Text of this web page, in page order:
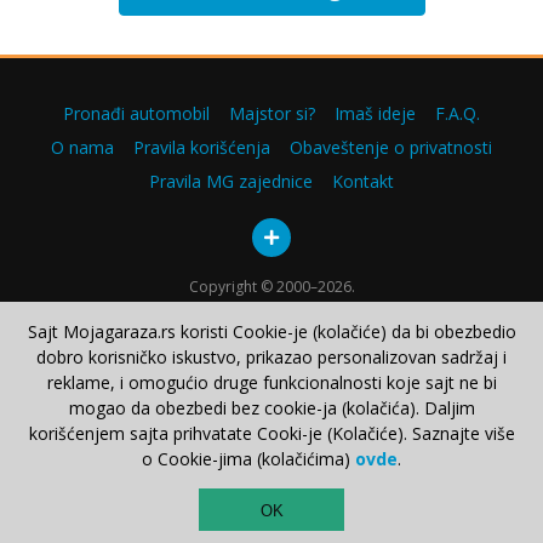
Pronađi automobil Majstor si? Imaš ideje
F.A.Q.
O nama
Pravila korišćenja
Obaveštenje o privatnosti
Pravila MG zajednice
Kontakt
Copyright © 2000–2026.
Sajt Mojagaraza.rs koristi Cookie-je (kolačiće) da bi obezbedio
dobro korisničko iskustvo, prikazao personalizovan sadržaj i
reklame, i omogućio druge funkcionalnosti koje sajt ne bi
mogao da obezbedi bez cookie-ja (kolačića). Daljim
korišćenjem sajta prihvatate Cooki-je (Kolačiće). Saznajte više
o Cookie-jima (kolačićima) ovde.
OK